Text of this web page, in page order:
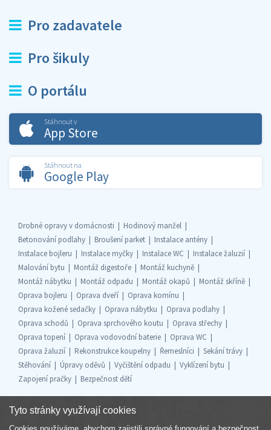
Pro zadavatele
Pro šikuly
O portálu
Stáhnout v
App Store
Stáhnout na
Google Play
Drobné opravy v domácnosti
Hodinový manžel
Betonování podlahy
Broušení parket
Instalace antény
Instalace bojleru
Instalace myčky Instalace WC
Instalace žaluzií
Malování bytu
Montáž digestoře
Montáž kuchyně
Montáž nábytku
Montáž odpadu Montáž okapů
Montáž skříně
Oprava bojleru
Oprava dveří
Oprava komínu
Oprava kožené sedačky
Oprava nábytku
Oprava podlahy
Oprava schodů
Oprava sprchového koutu
Oprava střechy
Oprava topení
Oprava vodovodní baterie
Oprava WC
Oprava žaluzií
Rekonstrukce koupelny Řemeslníci
Sekání trávy
Stěhování
Úpravy oděvů Vyčištění odpadu
Vyklízení bytu
Zapojení pračky
Bezpečnost dětí
Tyto stránky využívají cookies